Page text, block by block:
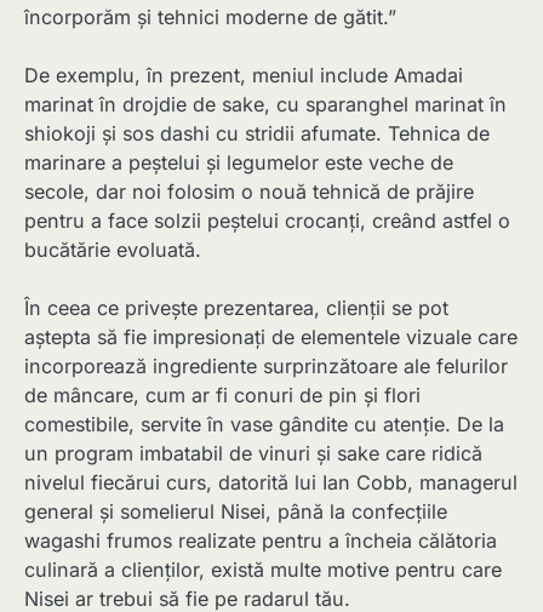
încorporăm și tehnici moderne de gătit.”
De exemplu, în prezent, meniul include Amadai
marinat în drojdie de sake, cu sparanghel marinat în
shiokoji și sos dashi cu stridii afumate. Tehnica de
marinare a peștelui și legumelor este veche de
secole, dar noi folosim o nouă tehnică de prăjire
pentru a face solzii peștelui crocanți, creând astfel o
bucătărie evoluată.
În ceea ce privește prezentarea, clienții se pot
aștepta să fie impresionați de elementele vizuale care
incorporează ingrediente surprinzătoare ale felurilor
de mâncare, cum ar fi conuri de pin și flori
comestibile, servite în vase gândite cu atenție. De la
un program imbatabil de vinuri și sake care ridică
nivelul fiecărui curs, datorită lui Ian Cobb, managerul
general și somelierul Nisei, până la confecțiile
wagashi frumos realizate pentru a încheia călătoria
culinară a clienților, există multe motive pentru care
Nisei ar trebui să fie pe radarul tău.